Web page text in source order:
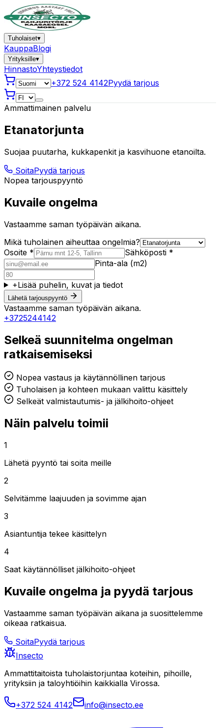
Tuholaiset▾
KauppaBlogi
Yrityksille▾
HinnastoYhteystiedot
+372 524 4142Pyydä tarjous
Ammattimainen palvelu
Etanatorjunta
Suojaa puutarha, kukkapenkit ja kasvihuone etanoilta.
SoitaPyydä tarjous
Nopea tarjouspyyntö
Kuvaile ongelma
Vastaamme saman työpäivän aikana.
Mikä tuholainen aiheuttaa ongelmia?
Osoite *
Sähköposti *
Pinta-ala (m2)
+Lisää puhelin, kuvat ja tiedot
Lähetä tarjouspyyntö
Vastaamme saman työpäivän aikana.
+3725244142
Selkeä suunnitelma ongelman
ratkaisemiseksi
Nopea vastaus ja käytännöllinen tarjous
Tuholaisen ja kohteen mukaan valittu käsittely
Selkeät valmistautumis- ja jälkihoito-ohjeet
Näin palvelu toimii
1
Lähetä pyyntö tai soita meille
2
Selvitämme laajuuden ja sovimme ajan
3
Asiantuntija tekee käsittelyn
4
Saat käytännölliset jälkihoito-ohjeet
Kuvaile ongelma ja pyydä tarjous
Vastaamme saman työpäivän aikana ja suosittelemme
oikeaa ratkaisua.
SoitaPyydä tarjous
Insecto
Ammattitaitoista tuholaistorjuntaa koteihin, pihoille,
yrityksiin ja taloyhtiöihin kaikkialla Virossa.
+372 524 4142 info@insecto.ee